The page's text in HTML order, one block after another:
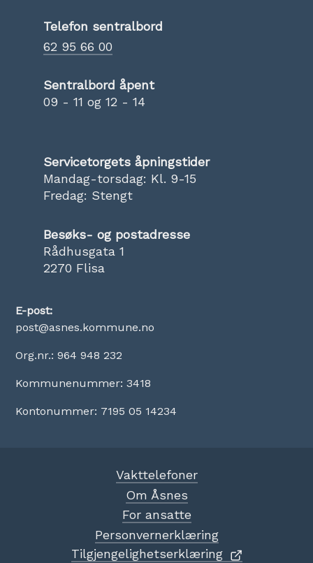
Telefon sentralbord
62 95 66 00
Sentralbord åpent
09 - 11 og 12 - 14
Servicetorgets åpningstider
Mandag-torsdag: Kl. 9-15
Fredag: Stengt
Besøks- og postadresse
Rådhusgata 1
2270 Flisa
E-post:
post@asnes.kommune.no
Org.nr.: 964 948 232
Kommunenummer: 3418
Kontonummer: 7195 05 14234
Vakttelefoner
Om Åsnes
For ansatte
Personvernerklæring
Tilgjengelighetserklæring